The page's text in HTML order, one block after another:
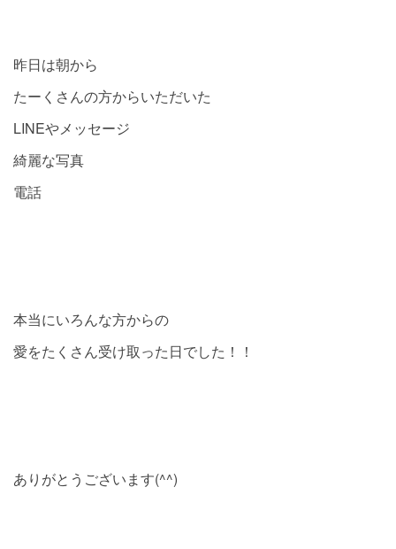
昨日は朝から
たーくさんの方からいただいた
LINEやメッセージ
綺麗な写真
電話
本当にいろんな方からの
愛をたくさん受け取った日でした！！
ありがとうございます(^^)